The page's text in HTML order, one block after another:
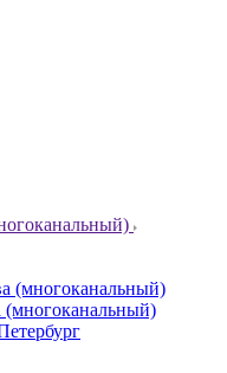
(многоканальный)
(многоканальный)